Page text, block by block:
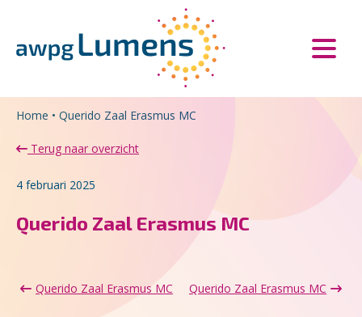
Home • Querido Zaal Erasmus MC
Terug naar overzicht
4 februari 2025
Querido Zaal Erasmus MC
Querido Zaal Erasmus MC Querido Zaal Erasmus MC